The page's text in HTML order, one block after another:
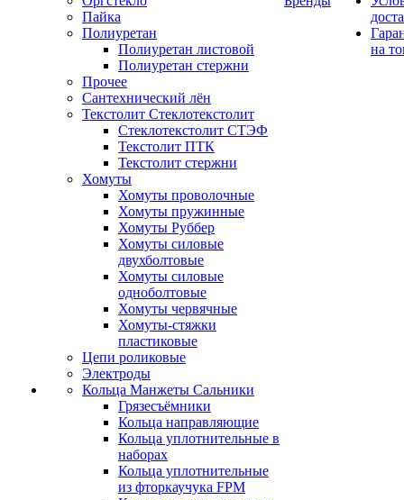
Пайка
Полиуретан
Полиуретан листовой
Полиуретан стержни
Прочее
Сантехнический лён
Текстолит Стеклотекстолит
Стеклотекстолит СТЭФ
Текстолит ПТК
Текстолит стержни
Хомуты
Хомуты проволочные
Хомуты пружинные
Хомуты Руббер
Хомуты силовые
двухболтовые
Хомуты силовые
одноболтовые
Хомуты червячные
Хомуты-стяжки
пластиковые
Цепи роликовые
Электроды
Кольца Манжеты Сальники
Грязесъёмники
Кольца направляющие
Кольца уплотнительные в
наборах
Кольца уплотнительные
из фторкаучука FPM
на